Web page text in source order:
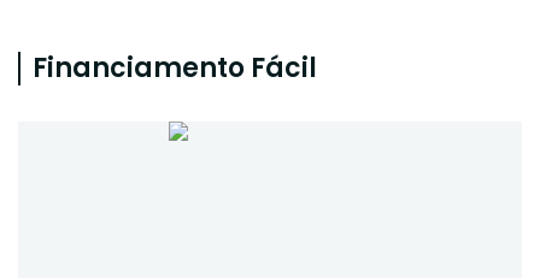
Financiamento Fácil